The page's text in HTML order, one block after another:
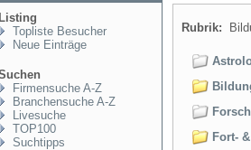
Listing
Topliste Besucher
Neue Einträge
Firmensuche A-Z
Branchensuche A-Z
Livesuche
TOP100
Suchtipps
Rubrik:
Fort-